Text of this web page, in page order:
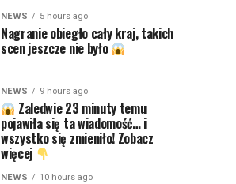
NEWS 5 hours ago
Nagranie obiegło cały kraj, takich
scen jeszcze nie było
NEWS 9 hours ago
Zaledwie 23 minuty temu
pojawiła się ta wiadomość… i
wszystko się zmieniło! Zobacz
więcej
NEWS 10 hours ago